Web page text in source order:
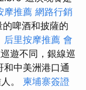
摩推薦 網路行銷
啤酒和披薩的
后里按摩推薦 會
遊不同，銀線巡
中美洲港口通
。 柬埔寨簽證